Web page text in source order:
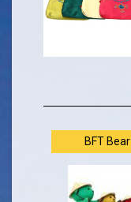
BFT Bear